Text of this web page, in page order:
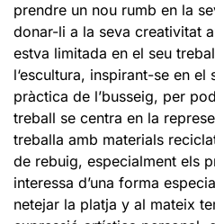
prendre un nou rumb en la
donar-li a la seva creativitat
estva limitada en el seu
l‘escultura, inspirant-se en
pràctica de l’busseig, per
treball se centra en la
treballa amb materials
de rebuig, especialment els
interessa d’una forma
netejar la platja y al mateix